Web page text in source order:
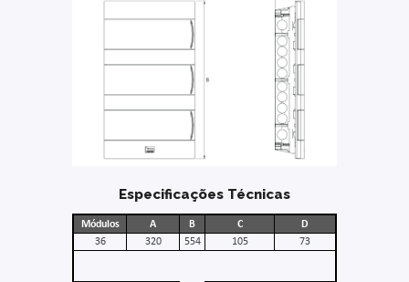
Especificações Técnicas
Módulos A B C
D
36
320 554 105 73